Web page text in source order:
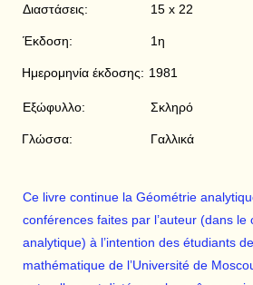
Διαστάσεις:
15 x 22
Έκδοση: 1η
Ημερομηνία έκδοσης: 1981
Εξώφυλλο:
Γλώσσα:
Σκληρό
Γαλλικά
Ce livre continue la Géométrie
conférences faites par l’auteur (dans
analytique) à l’intention des étudiants
mathématique de l’Université de